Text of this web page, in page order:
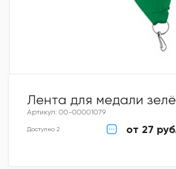
Лента для медали
Артикул: 00-00001079
Доступно 2 от 27